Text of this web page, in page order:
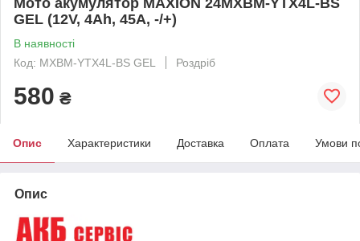
GEL (12V, 4Ah, 45A, -/+)
В наявності
Код: MXBM-YTX4L-BS GEL
Роздріб
580 ₴
Опис Характеристики Доставка Оплата Умови
Опис